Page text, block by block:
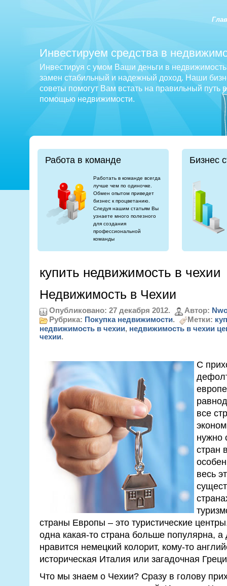
Инвестируем средства в
Инвестируя с умом Ваши деньги в
замен стабильный и надежный доход. Наши
советы помогут Вам встать на правильный путь
помощью недвижимости.
Работа в команде
Работать в команде всегда
лучше чем по одиночке.
Обмен опытом приведет
бизнес к процветанию.
Следуя нашим статьям Вы
узнаете много полезного
для создания
профессиональной
команды
Бизнес
купить недвижимость в чехии
Недвижимость в Чехии
Опубликовано: 27 декабря 2012. Автор:
Рубрика: Покупка недвижимости. Метки:
недвижимость в чехии, недвижимость в чехии
чехии.
С
все
нужно
стран
весь
страны Европы – это туристические
одна какая-то страна больше популярна, а
нравится немецкий колорит, кому-то
историческая Италия или загадочная
Что мы знаем о Чехии? Сразу в голову